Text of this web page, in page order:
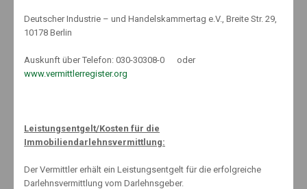
Unfall beim Grillen: Versicherungen helfen
Jahr ereignen sich rund 4.000 Unfälle, bei denen Personen verletzt
werden. Vor allem beim Einsatz von Spiritus und anderen …
25. April 2014 No Comments
Deutscher Industrie – und Handelskammertag e.V., Breite Str. 29,
10178 Berlin
Auskunft über Telefon: 030-30308-0 oder
www.vermittlerregister.org
Leistungsentgelt/Kosten für die
Immobiliendarlehnsvermittlung:
Der Vermittler erhält ein Leistungsentgelt für die erfolgreiche
Darlehnsvermittlung vom Darlehnsgeber.